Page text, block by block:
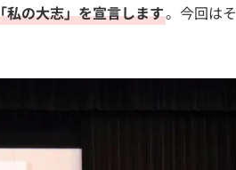
の大志」を宣言します。今回はそ